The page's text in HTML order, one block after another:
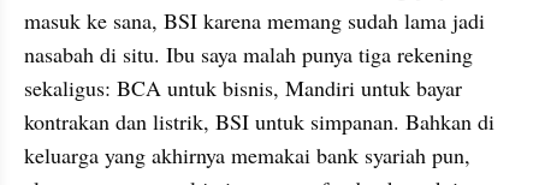
masuk ke sana, BSI karena memang sudah lama jadi
nasabah di situ. Ibu saya malah punya tiga rekening
sekaligus: BCA untuk bisnis, Mandiri untuk bayar
kontrakan dan listrik, BSI untuk simpanan. Bahkan di
keluarga yang akhirnya memakai bank syariah pun,